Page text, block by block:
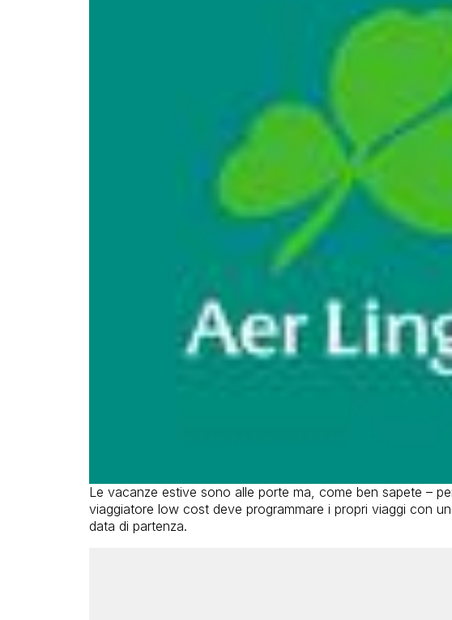
Le vacanze estive sono alle porte ma, come ben sapete –
viaggiatore low cost deve programmare i propri viaggi con
data di partenza.